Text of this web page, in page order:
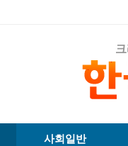
사회일반